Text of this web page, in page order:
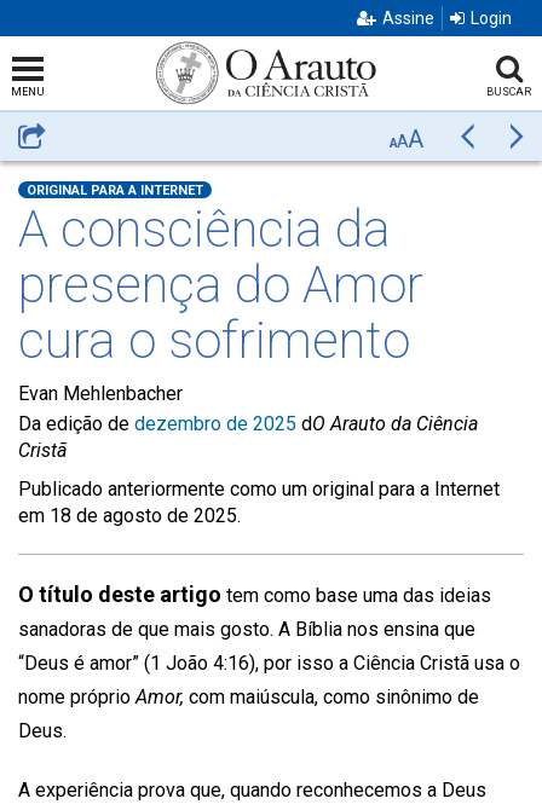
Assine Login
MENU BUSCAR
Compartilhar AAA Anterior
ORIGINAL PARA A INTERNET
A consciência da
presença do Amor
cura o sofrimento
Evan Mehlenbacher
Da edição de dezembro de 2025 dO Arauto da Ciência
Cristã
Publicado anteriormente como um original para a Internet
em 18 de agosto de 2025.
O título deste artigo tem como base uma das ideias
sanadoras de que mais gosto. A Bíblia nos ensina que
“Deus é amor” (1 João 4:16), por isso a Ciência Cristã usa o
nome próprioAmor, com maiúscula, como sinônimo de
Deus.
A experiência prova que, quando reconhecemos a Deus